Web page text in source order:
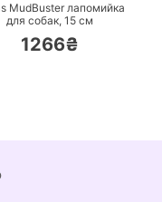
MudBuster лапомийка
для собак, 15 см
1266₴